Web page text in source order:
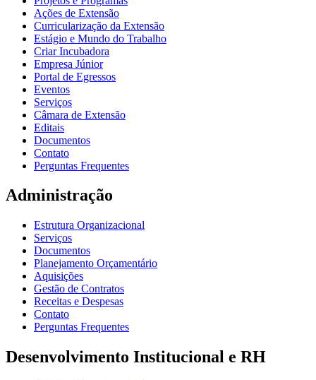
Ações de Extensão
Curricularização da Extensão
Estágio e Mundo do Trabalho
Criar Incubadora
Empresa Júnior
Portal de Egressos
Eventos
Serviços
Câmara de Extensão
Editais
Documentos
Contato
Perguntas Frequentes
Administração
Estrutura Organizacional
Serviços
Documentos
Planejamento Orçamentário
Aquisições
Gestão de Contratos
Receitas e Despesas
Contato
Perguntas Frequentes
Desenvolvimento Institucional e RH